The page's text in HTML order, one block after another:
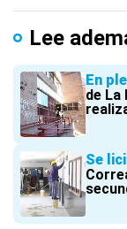
Lee
En
de La
Se